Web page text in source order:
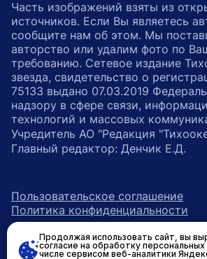
Часть изображений взяты из
источников. Если Вы являетесь
сообщите нам об этом. Мы
авторство или удалим фото по
требованию. Сетевое издание
звезда, свидетельство о
75133 выдано 07.03.2019
надзору в сфере связи,
технологий и массовых
Учредитель АО "Редакция
Главный редактор: Денчик Е.Д.
Пользовательское соглашение
Политика конфиденциальности
ссылка на
возрастное ограничение 16+
Продолжая использовать сайт, вы
согласие на обработку
числе сервисом веб-аналитики